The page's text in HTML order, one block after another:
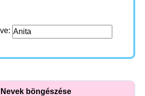
Nevek böngészése